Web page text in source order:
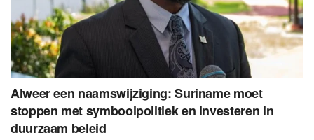
Alweer een naamswijziging: Suriname moet
stoppen met symboolpolitiek en investeren in
duurzaam beleid